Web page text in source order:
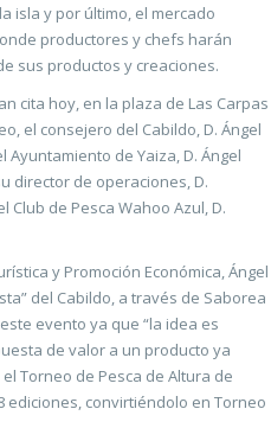
isla y por último, el mercado
productores y chefs harán
sus productos y creaciones.
cita hoy, en la plaza de Las Carpas
el consejero del Cabildo, D. Ángel
de Yaiza, D. Ángel
director de operaciones, D.
de Pesca Wahoo Azul, D.
y Promoción Económica, Ángel
del Cabildo, a través de Saborea
evento ya que “la idea es
de valor a un producto ya
Torneo de Pesca de Altura de
ediciones, convirtiéndolo en Torneo